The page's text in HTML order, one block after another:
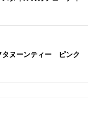
タヌーンティー ピンク